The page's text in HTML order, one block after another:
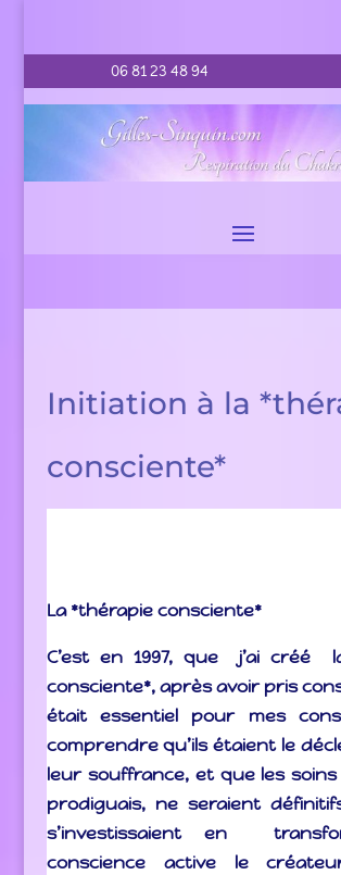
06 81 23 48 94
Initiation à la
consciente*
La *thérapie consciente*
C’est en 1997, que j’ai créé
consciente*, après avoir pris
était essentiel pour mes
comprendre qu’ils étaient le
leur souffrance, et que les
prodiguais, ne seraient
s’investissaient en
conscience activele